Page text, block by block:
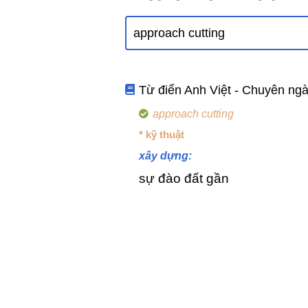
Từ điển Anh Việt - Chuyên
approach cutting
* kỹ thuật
xây dựng:
sự đào đất gần